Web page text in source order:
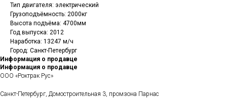
Тип двигателя: электрический
Грузоподъёмность: 2000кг
Высота подъёма: 4700мм
Год выпуска: 2012
Наработка: 13247 м/ч
Город: Санкт-Петербург
Информация о продавце
Информация о продавце
ООО «Роктрак Рус»
Санкт-Петербург, Домостроительная 3, промзона Парнас